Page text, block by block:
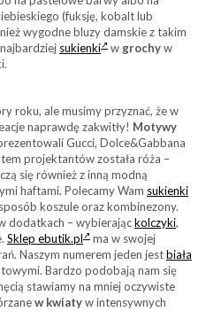
(fuksję, kobalt lub
wygodne bluzy damskie z takim
sukienki w grochyw
roku, ale musimy przyznać, że w
naprawdę zakwitły! Motywy
Gucci, Dolce&Gabbana
projektantów została róża –
się również z inną modną
haftami. Polecamy Wam sukienki
koszule oraz kombinezony.
dodatkach – wybierająckolczyki,
Sklep ebutik.pl
ma w swojej
Naszym numerem jeden jestbiała
Bardzo podobają nam się
stawiamy na mniej oczywiste
w kwiatyw intensywnych